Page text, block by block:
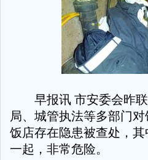
早报讯 市安委会昨联
局、城管执法等多部门
饭店存在隐患被查处，
一起，非常危险。